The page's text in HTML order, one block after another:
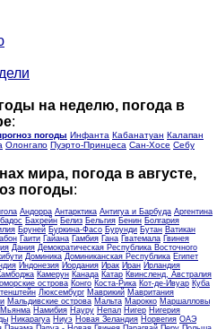
на неделю, погода в
:
погоды Инфанта Кабанатуан Калапан
Олонгапо Пуэрто-Принцеса Сан-Хосе Себу
мира, погода в августе,
погоды:
Андорра Антарктика Антигуа и Барбуда Аргентина
Бахрейн Белиз Бельгия Бенин Болгария
Бруней Буркина-Фасо Бурунди Бутан Ватикан
Гаити Гайана Гамбия Гана Гватемала Гвинея
Дания Демократическая Республика Восточного
Доминика Доминиканская Республика Египет
Индонезия Иордания Ирак Иран Ирландия
Камерун Канада Катар Квинсленд, Австралия
острова Конго Коста-Рика Кот-де-Ивуар Куба
Люксембург Маврикий Мавритания
Мальдивские острова Мальта Марокко Маршалловы
Мьянма Намибия Науру Непал Нигер Нигерия
Никарагуа Ниуэ Новая Зеландия Норвегия ОАЭ